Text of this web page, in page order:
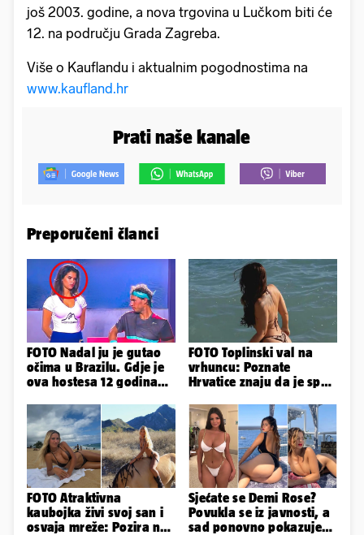
još 2003. godine, a nova trgovina u Lučkom biti će
12. na području Grada Zagreba.
Više o Kauflandu i aktualnim pogodnostima na
www.kaufland.hr
Prati naše kanale
Preporučeni članci
FOTO Nadal ju je gutao
očima u Brazilu. Gdje je
ova hostesa 12 godina
FOTO Toplinski val na
vrhuncu: Poznate
Hrvatice znaju da je spas
FOTO Atraktivna
kaubojka živi svoj san i
osvaja mreže: Pozira na
Sjećate se Demi Rose?
Povukla se iz javnosti, a
sad ponovno pokazuje